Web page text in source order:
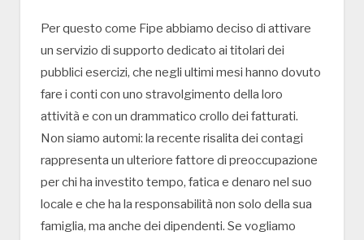
Per questo come Fipe abbiamo deciso di attivare
un servizio di supporto dedicato ai titolari dei
pubblici esercizi, che negli ultimi mesi hanno dovuto
fare i conti con uno stravolgimento della loro
attività e con un drammatico crollo dei fatturati.
Non siamo automi: la recente risalita dei contagi
rappresenta un ulteriore fattore di preoccupazione
per chi ha investito tempo, fatica e denaro nel suo
locale e che ha la responsabilità non solo della sua
famiglia, ma anche dei dipendenti. Se vogliamo